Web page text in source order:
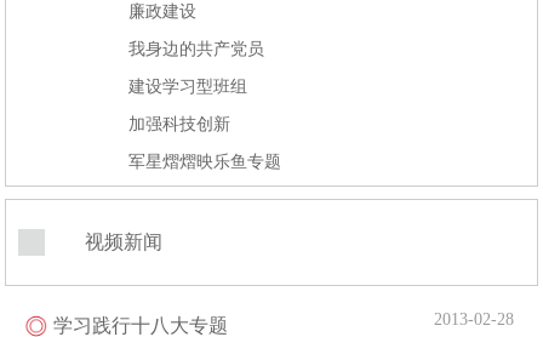
廉政建设
我身边的共产党员
建设学习型班组
加强科技创新
军星熠熠映乐鱼专题
视频新闻
学习践行十八大专题 2013-02-28